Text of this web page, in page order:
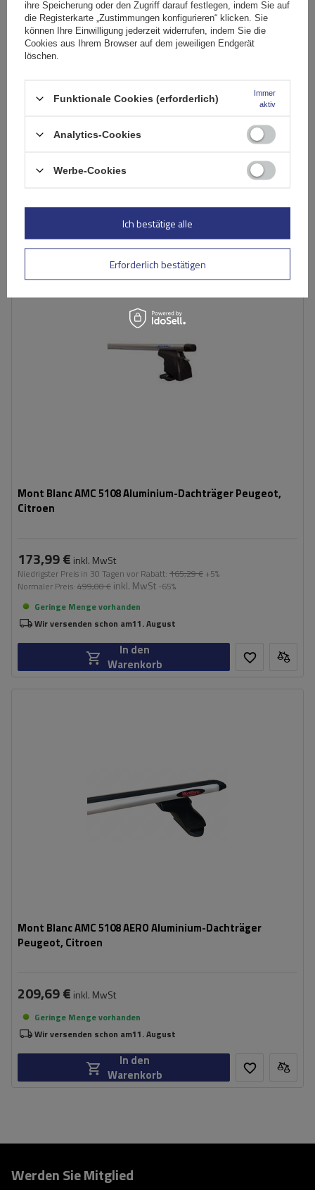
Niedrigster Preis in 30 Tagen vor Rabatt:
Geringe Menge vorhanden
Warenkorb
Mont Blanc AMC 5108 Aluminium-Dachträger Peugeot,
Citroen
173,99 € inkl. MwSt
Niedrigster Preis in 30 Tagen vor Rabatt: 165,29 € +5%
Normaler Preis: 499,00 € inkl. MwSt -65%
Geringe Menge vorhanden
Wir versenden schon am11. August
In den
Warenkorb
Mont Blanc AMC 5108 AERO Aluminium-Dachträger
Peugeot, Citroen
209,69 € inkl. MwSt
Geringe Menge vorhanden
Wir versenden schon am11. August
In den
Warenkorb
Werden Sie Mitglied
ihre Speicherung oder den Zugriff darauf festlegen, indem Sie auf
die Registerkarte „Zustimmungen konfigurieren“ klicken. Sie
können Ihre Einwilligung jederzeit widerrufen, indem Sie die
Cookies aus Ihrem Browser auf dem jeweiligen Endgerät
löschen.
Funktionale Cookies (erforderlich)
Immer
aktiv
Analytics-Cookies
Werbe-Cookies
Erforderlich bestätigen
Ich bestätige alle